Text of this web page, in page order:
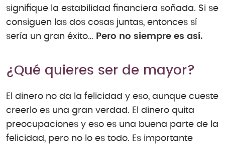
signifique la estabilidad financiera soñada. Si se
consiguen las dos cosas juntas, entonces sí
sería un gran éxito… Pero no siempre es así.
¿Qué quieres ser de mayor?
El dinero no da la felicidad y eso, aunque cueste
creerlo es una gran verdad. El dinero quita
preocupaciones y eso es una buena parte de la
felicidad, pero no lo es todo. Es importante